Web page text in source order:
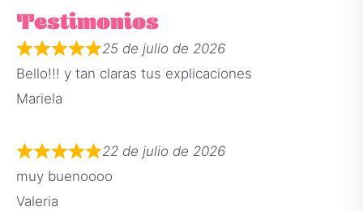
Testimonios
25 de julio de 2026
Bello!!! y tan claras tus explicaciones
Mariela
22 de julio de 2026
muy buenoooo
Valeria